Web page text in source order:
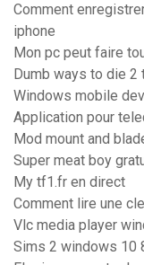
Comment
iphone
Mon pc peut faire
Dumb ways to die 2
Windows mobile
Application pour
Mod mount and
Super meat boy
My tf1.fr en direct
Comment lire une
Vlc media player
Sims 2 windows 10